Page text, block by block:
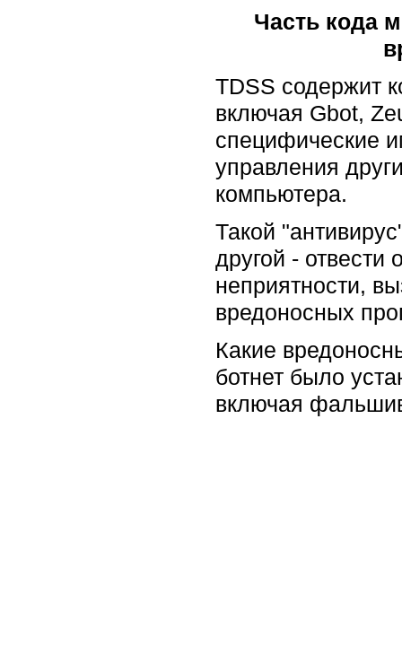
Часть кода
TDSS содержит
включая Gbot,
специфические
управления
компьютера.
Такой
другой -
неприятности,
вредоносных
Какие
ботнет было
включая